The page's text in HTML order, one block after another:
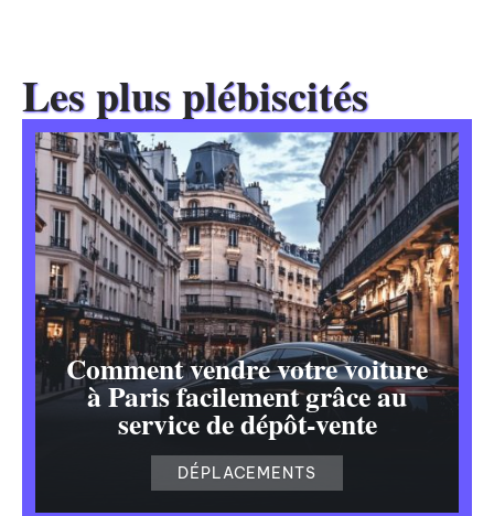
Les plus plébiscités
Comment vendre votre voiture
à Paris facilement grâce au
service de dépôt-vente
DÉPLACEMENTS